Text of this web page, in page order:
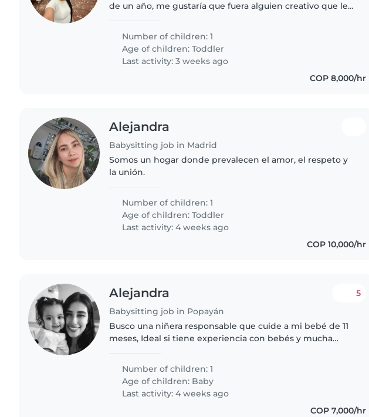
de un año, me gustaría que fuera alguien creativo que le
con buena..
Number of children: 1
Age of children:Toddler
Last activity: 3 weeks ago
COP 8,000/hr
Alejandra
Babysitting job in Madrid
Somos un hogar donde prevalecen el amor, el respeto y
la unión.
Number of children: 1
Age of children:Toddler
Last activity: 4 weeks ago
COP 10,000/hr
Alejandra
Babysitting job in Popayán
5
Busco una niñera responsable que cuide a mi bebé de 11
meses, Ideal si tiene experiencia con bebés y mucha
Number of children: 1
Age of children: Baby
Last activity: 4 weeks ago
COP 7,000/hr